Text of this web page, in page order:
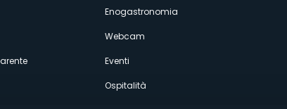
Enogastronomia
Webcam
Eventi
Ospitalità